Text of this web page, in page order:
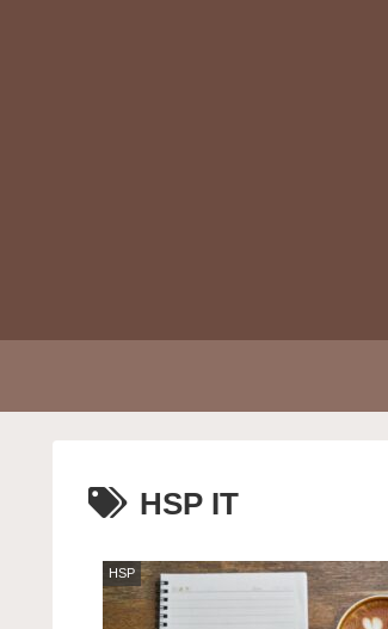
HSP IT
HSP